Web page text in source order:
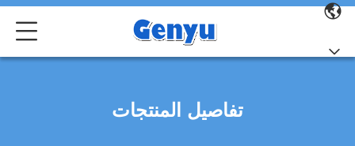
تفاصيل المنتجات